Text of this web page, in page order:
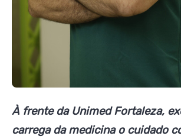
À frente da Unimed Fortaleza,
carrega da medicina o cuidado